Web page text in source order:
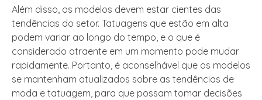
Além disso, os modelos devem estar cientes das
tendências do setor. Tatuagens que estão em alta
podem variar ao longo do tempo, e o que é
considerado atraente em um momento pode mudar
rapidamente. Portanto, é aconselhável que os modelos
se mantenham atualizados sobre as tendências de
moda e tatuagem, para que possam tomar decisões